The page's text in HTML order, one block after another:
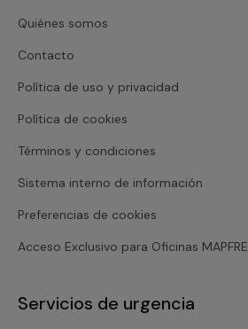
Quiénes somos
Contacto
Política de uso y privacidad
Política de cookies
Términos y condiciones
Sistema interno de información
Preferencias de cookies
Acceso Exclusivo para Oficinas MAPFRE
Servicios de urgencia